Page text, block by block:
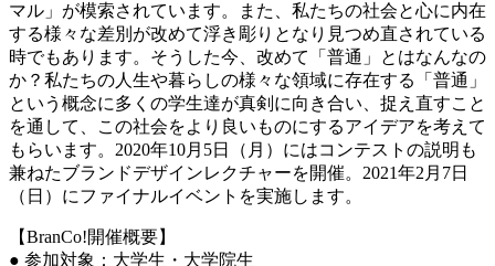
マル」が模索されています。また、私たちの社会と心に内在
する様々な差別が改めて浮き彫りとなり見つめ直されている
時でもあります。そうした今、改めて「普通」とはなんなの
か？私たちの人生や暮らしの様々な領域に存在する「普通」
という概念に多くの学生達が真剣に向き合い、捉え直すこと
を通して、この社会をより良いものにするアイデアを考えて
もらいます。2020年10月5日（月）にはコンテストの説明も
兼ねたブランドデザインレクチャーを開催。2021年2月7日
（日）にファイナルイベントを実施します。
【BranCo!開催概要】
● 参加対象：大学生・大学院生